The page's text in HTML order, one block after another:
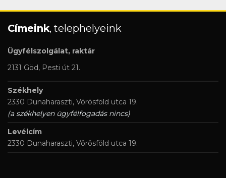
Címeink, telephelyeink
Ügyfélszolgálat, raktár
2131 Göd, Pesti út 21.
Székhely
2330 Dunaharaszti, Vörösföld utca 19.
(a székhelyen ügyfélfogadás nincs)
Levélcím
2330 Dunaharaszti, Vörösföld utca 19.